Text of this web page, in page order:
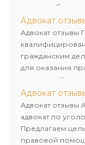
дела и выбор
завершения.
Адвокат
Адвокат отзывы
гражданским
для оказания
клиентам.
юридических
клиенту.
Адвокат
Адвокат отзывы
адвокат по
Предлагаем
правовой